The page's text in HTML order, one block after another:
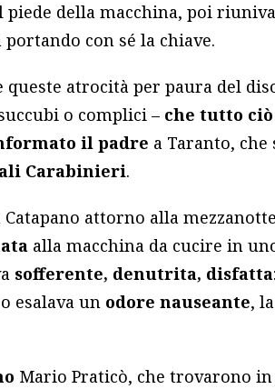
piede della macchina, poi
portando con sé la chiave.
atrocità per paura del
o complici – che tutto ciò
il padre a Taranto, che
Carabinieri.
attorno alla
alla macchina da cucire in
sofferente, denutrita, disfatta
esalava un odore nauseante,
Mario Praticò, che trovarono in